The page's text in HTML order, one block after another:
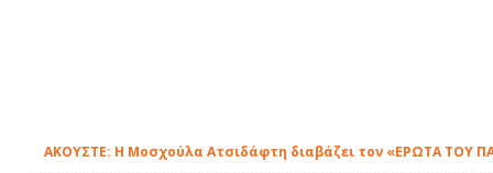
ΑΚΟΥΣΤΕ: Η Μοσχούλα Ατσιδάφτη διαβάζει τον «ΕΡΩΤΑ ΤΟΥ